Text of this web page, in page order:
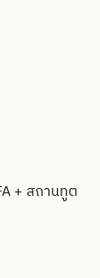
+ สถานทูต